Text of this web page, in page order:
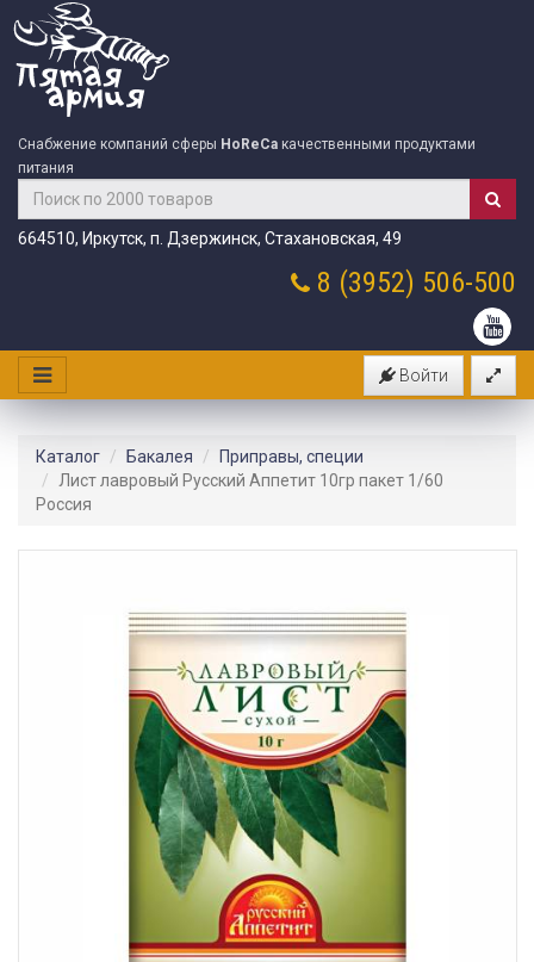
Снабжение компаний сферы HoReCa качественными продуктами
питания
664510, Иркутск, п. Дзержинск, Стахановская, 49
8 (3952) 506-500
Войти
Каталог Бакалея
Приправы, специи
Лист лавровый Русский Аппетит 10гр пакет 1/60
Россия